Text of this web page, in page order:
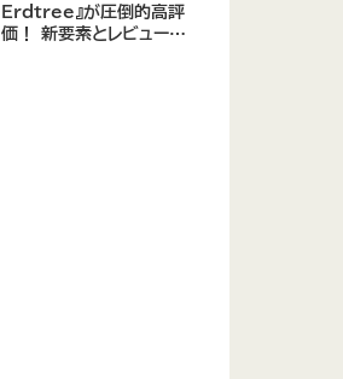
Erdtree』が圧倒的高評
価！ 新要素とレビューま